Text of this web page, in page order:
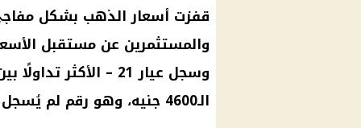
قفزت أسعار الذهب بشكل
والمستثمرين عن مستقبل
وسجل عيار 21
– الأكثر تداولًا
الـ4600 جنيه، وهو رقم لم يُسجل منذ أسابيع.